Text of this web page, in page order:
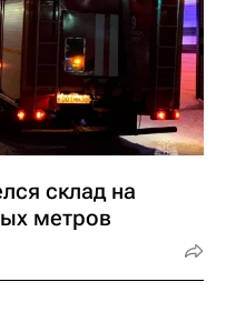
склад на
метров